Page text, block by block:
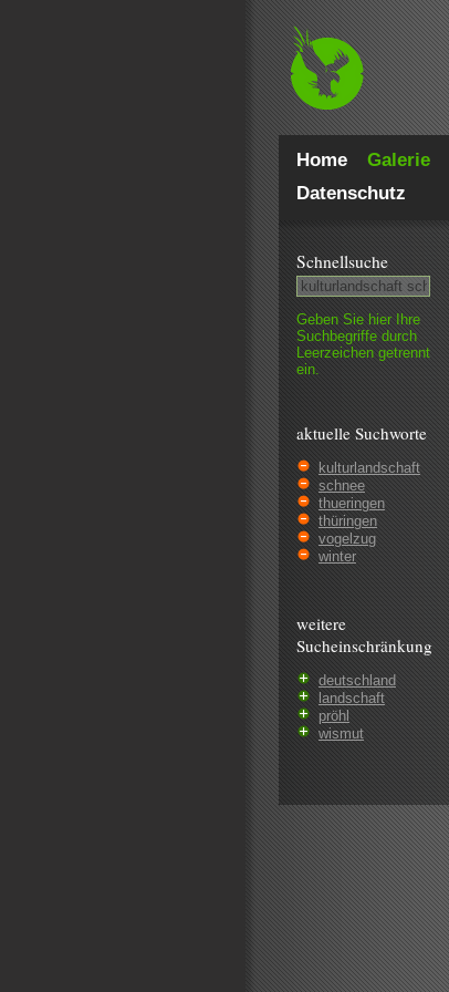
Home Galerie
Datenschutz
Schnell­suche
Geben Sie hier Ihre
Such­begriffe durch
Leer­zeichen getrennt
ein.
aktuelle Suchworte
kulturlandschaft
schnee
thueringen
thüringen
vogelzug
winter
weitere
Sucheinschränkung
deutschland
landschaft
pröhl
wismut